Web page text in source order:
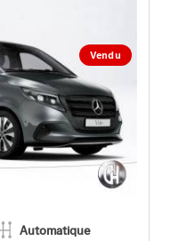
Vendu
Automatique